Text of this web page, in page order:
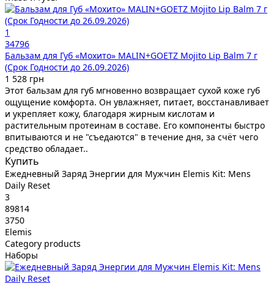
1
34796
Бальзам для Губ «Мохито» MALIN+GOETZ Mojito Lip Balm 7 г
(Срок Годности до 26.09.2026)
1 528 грн
Этот бальзам для губ мгновенно возвращает сухой коже губ
ощущение комфорта. Он увлажняет, питает, восстанавливает
и укрепляет кожу, благодаря жирным кислотам и
растительным протеинам в составе. Его компоненты быстро
впитываются и не "съедаются" в течение дня, за счёт чего
средство обладает..
Купить
Ежедневный Заряд Энергии для Мужчин Elemis Kit: Mens
Daily Reset
3
89814
3750
Elemis
Category products
Наборы